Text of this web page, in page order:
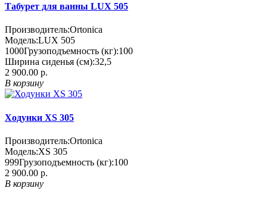
Табурет для ванны LUX 505
Производитель:Ortonica
Модель:LUX 505
1000Грузоподъемность (кг):100
Ширина сиденья (см):32,5
2 900.00 р.
В корзину
Ходунки XS 305
Производитель:Ortonica
Модель:XS 305
999Грузоподъемность (кг):100
2 900.00 р.
В корзину